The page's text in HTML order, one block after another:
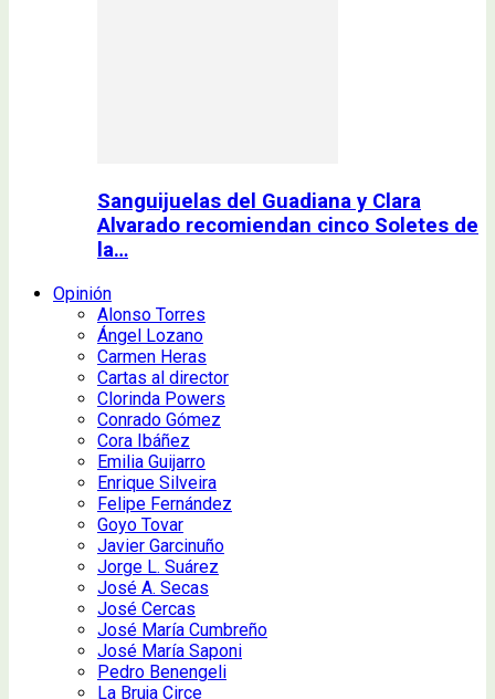
Sanguijuelas del Guadiana y Clara
Alvarado recomiendan cinco Soletes de
la…
Opinión
Alonso Torres
Ángel Lozano
Carmen Heras
Cartas al director
Clorinda Powers
Conrado Gómez
Cora Ibáñez
Emilia Guijarro
Enrique Silveira
Felipe Fernández
Goyo Tovar
Javier Garcinuño
Jorge L. Suárez
José A. Secas
José Cercas
José María Cumbreño
José María Saponi
Pedro Benengeli
La Bruja Circe